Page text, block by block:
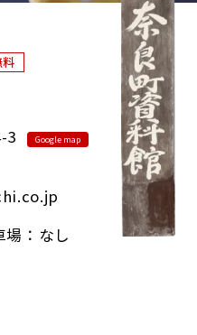
料
3
Google map
場：なし